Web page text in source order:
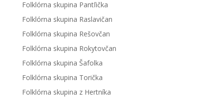
Folklórna skupina Pantľička
Folklórna skupina Raslavičan
Folklórna skupina Rešovčan
Folklórna skupina Rokytovčan
Folklórna skupina Šafolka
Folklórna skupina Torička
Folklórna skupina z Hertníka